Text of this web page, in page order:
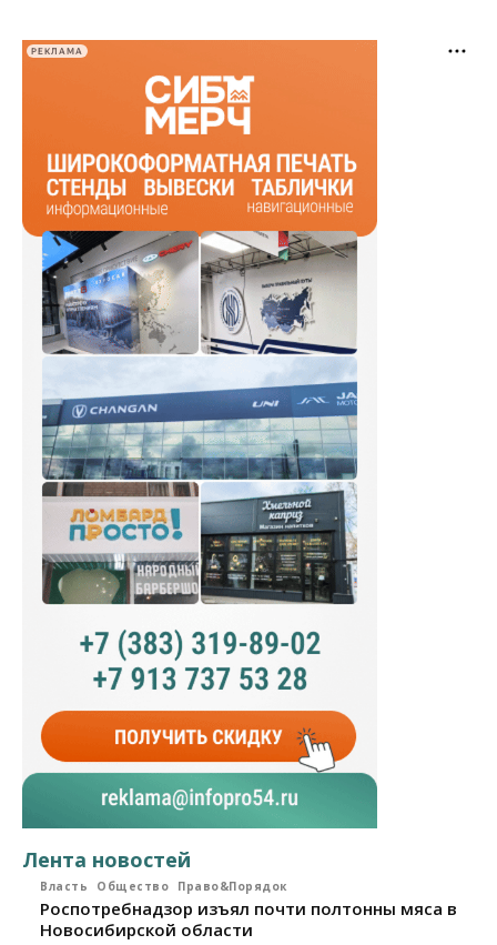
РЕКЛАМА
Лента новостей
Власть Общество Право&Порядок
Роспотребнадзор изъял почти полтонны мяса в
Новосибирской области